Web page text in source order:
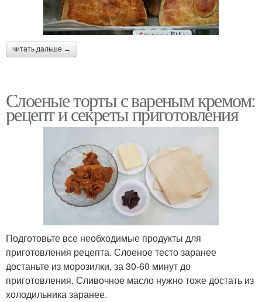
читать дальше →
Слоеные торты с вареным кремом:
рецепт и секреты приготовления
Подготовьте все необходимые продукты для
приготовления рецепта. Слоеное тесто заранее
достаньте из морозилки, за 30-60 минут до
приготовления. Сливочное масло нужно тоже достать из
холодильника заранее.